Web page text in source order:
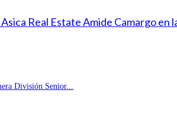
Real Estate Amide Camargo
División Senior...